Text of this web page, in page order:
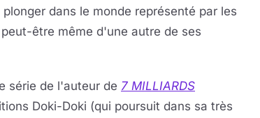
dans le monde représenté par les
être même d'une autre de ses
série de l'auteur de 7 MILLIARDS
Doki-Doki (qui poursuit dans sa très